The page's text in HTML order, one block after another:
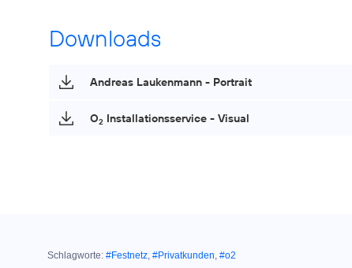
Downloads
Andreas Laukenmann - Portrait
O2 Installationsservice - Visual
Schlagworte: #Festnetz, #Privatkunden, #o2